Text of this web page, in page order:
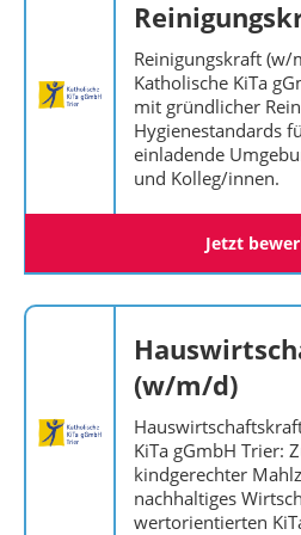
Reinigungskraft (w/
Katholische KiTa
mit gründlicher
Hygienestandards
einladende
und Kolleg/innen.
Jetzt
(w/m/d)
KiTa gGmbH Trier:
kindgerechter
nachhaltiges
wertorientierten